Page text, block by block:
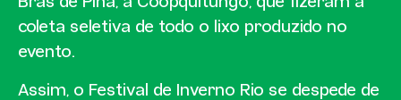
Brás de Pina, a Coopquitungo, que fizeram a
coleta seletiva de todo o lixo produzido no
evento.
Assim, o Festival de Inverno Rio se despede de